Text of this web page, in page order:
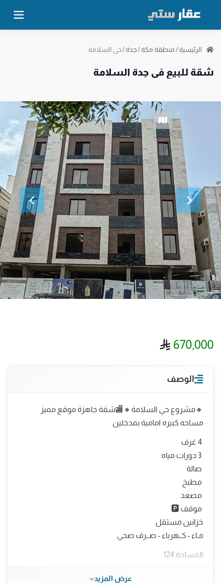
الرئيسية/منطقة مكة/جدة/حي السلامة
شقة للبيع في جدة السلامة
670,000
الوصف
🔸مشروع حي السلامة🔸🏬شقة جاهزة موقع مميز
مساحه كبيره امامية بمدخلين
صالة
مطبخ
مصعد
موقف 🅿️
خزانين مستقل
مـاء - كــهرباء - صــرف صحي
المساحة 124
عرض المزيد